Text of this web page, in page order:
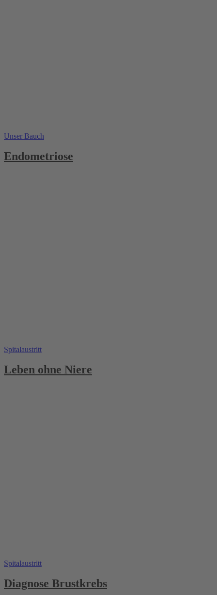
Unser Bauch
Endometriose
Spitalaustritt
Leben ohne Niere
Spitalaustritt
Diagnose Brustkrebs